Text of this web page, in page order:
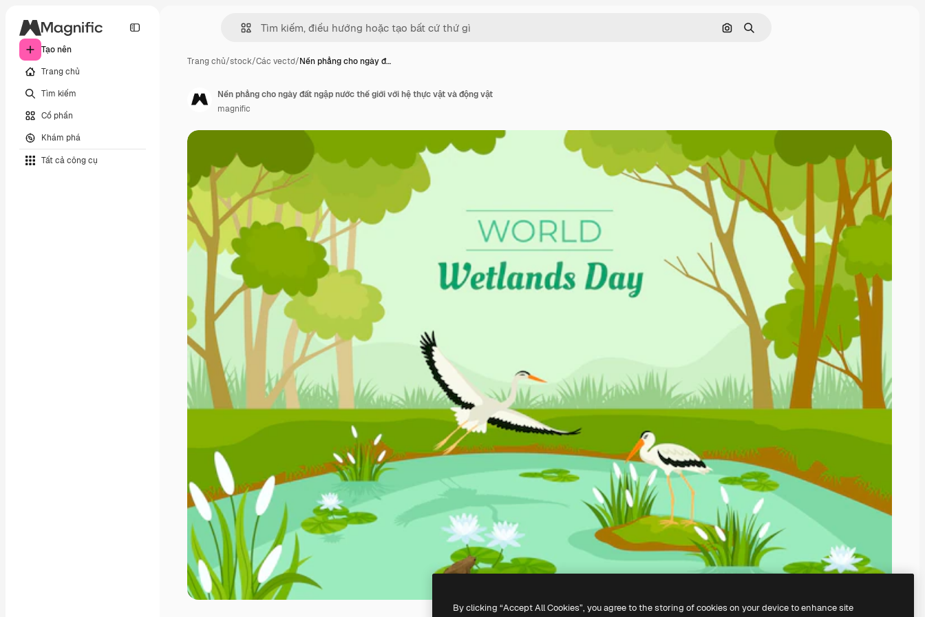
Tạo nên
Trang chủ
Tìm kiếm
Cổ phần
Khám phá
Tất cả công cụ
Tìm kiếm bằng hình ảnh
Tìm kiếm
Trang chủ/stock/Các vectơ/Nền phẳng cho ngày đ…
Nền phẳng cho ngày đất ngập nước thế giới với hệ thực vật và động vật
magnific
By clicking “Accept All Cookies”, you agree to the storing of cookies on your device to enhance site